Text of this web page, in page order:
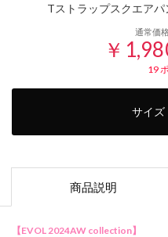
Tストラップスクエアパ
通常価
￥
19
サイズ
商品説明
【EVOL 2024AW collection】